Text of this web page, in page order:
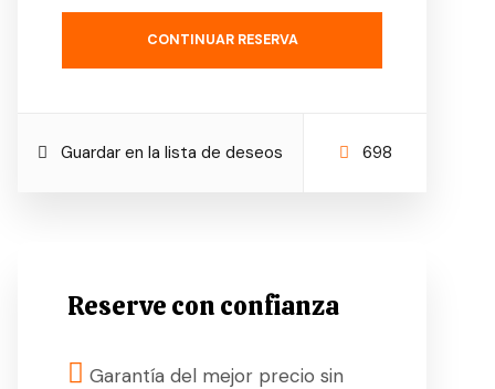
CONTINUAR RESERVA
Guardar en la lista de deseos 698
Reserve con confianza
Garantía del mejor precio sin